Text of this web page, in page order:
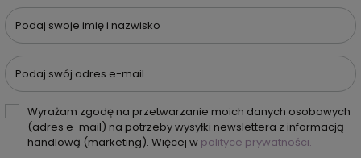
Podaj swoje imię i nazwisko
Podaj swój adres e-mail
Wyrażam zgodę na przetwarzanie moich danych osobowych
(adres e-mail) na potrzeby wysyłki newslettera z informacją
handlową (marketing). Więcej w polityce prywatności.